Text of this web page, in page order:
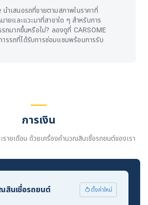
นำเสนอรถที่ขายตามสภาพในราคาที่
ยและแวะมาที่สาขาใด ๆ สำหรับการ
ถมากขึ้นหรือไม่? ลองดูที่ CARSOME
รรถที่ได้รับการซ่อมแซมพร้อมการรับ
การเงิน
รายเดือน ด้วยเครื่องคำนวณสินเชื่อรถยนต์ของเรา
สินเชื่อรถยนต์ ตั้งค่าใหม่